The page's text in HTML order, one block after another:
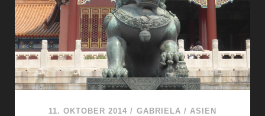
11. OKTOBER 2014 / GABRIELA / ASIEN